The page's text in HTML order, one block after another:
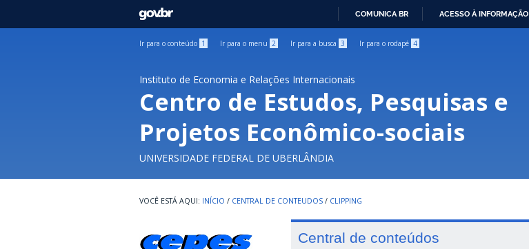
GOVBR
COMUNICA BR ACESSO À INFORMAÇÃO
Ir para o conteúdo 1 Ir para o menu 2 Ir para a busca 3 Ir para o rodapé 4
Instituto de Economia e Relações Internacionais
Centro de Estudos, Pesquisas e
Projetos Econômico-sociais
UNIVERSIDADE FEDERAL DE UBERLÂNDIA
INÍCIO / CENTRAL DE CONTEUDOS / CLIPPING
Central de conteúdos